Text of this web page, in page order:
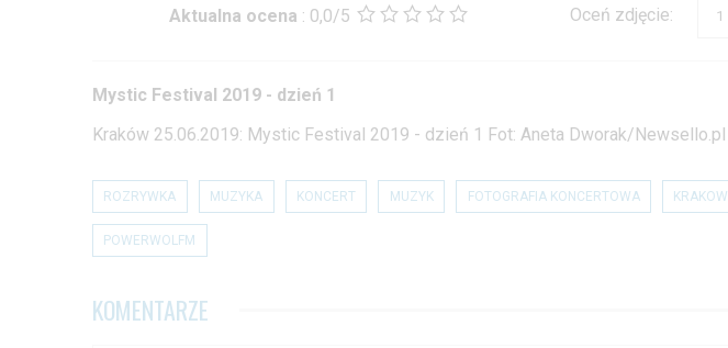
Aktualna ocena : 0,0/5 Oceń zdjęcie:
Mystic Festival 2019 - dzień 1
Kraków 25.06.2019: Mystic Festival 2019 - dzień 1 Fot: Aneta Dworak/Newsello.pl
ROZRYWKA MUZYKA KONCERT MUZYK FOTOGRAFIA KONCERTOWA KRAKOW
POWERWOLFM
KOMENTARZE